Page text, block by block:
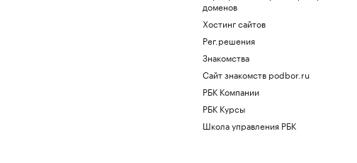
доменов
Хостинг сайтов
Рег.решения
Знакомства
Сайт знакомств podbor.ru
РБК Компании
РБК Курсы
Школа управления РБК